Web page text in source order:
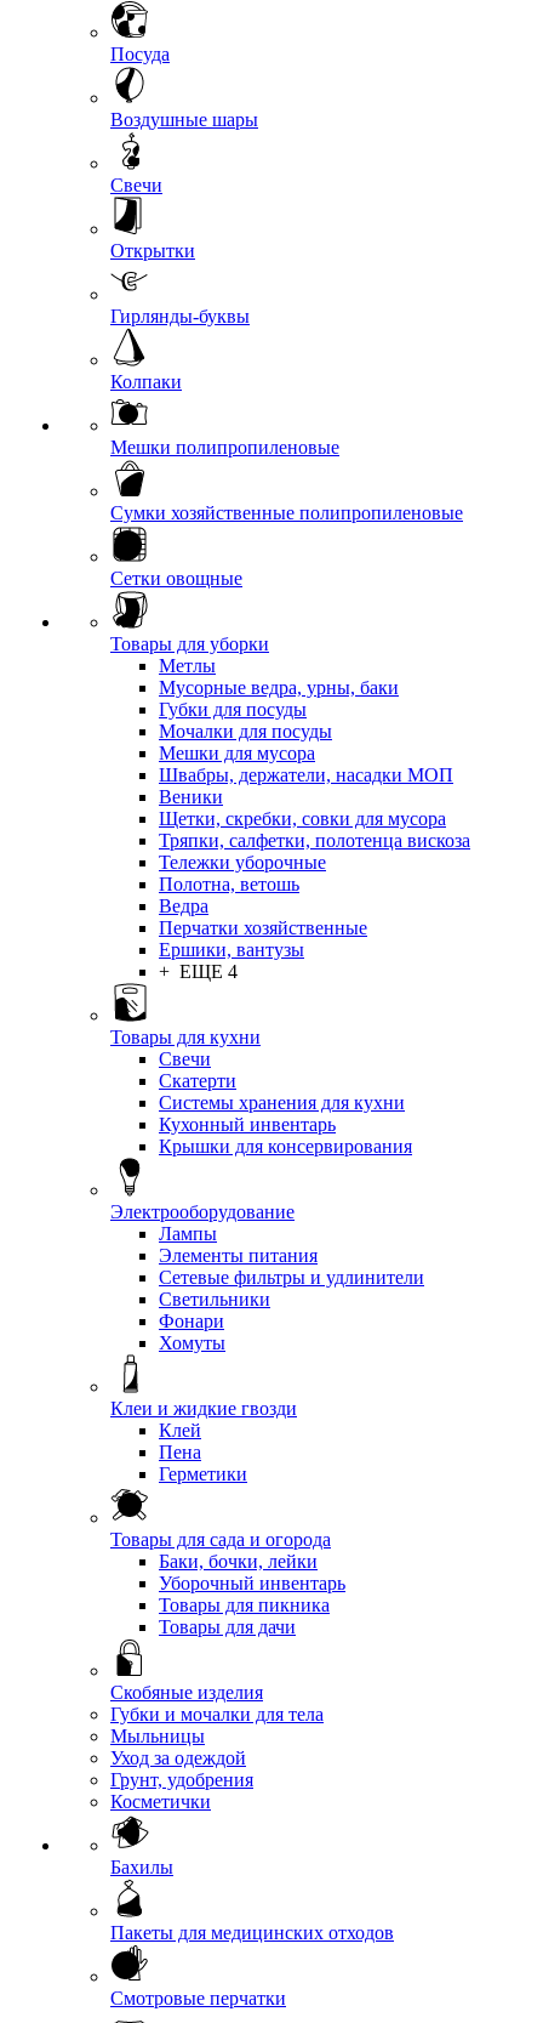
Посуда
Воздушные шары
Свечи
Открытки
Гирлянды-буквы
Колпаки
Мешки полипропиленовые
Сумки хозяйственные полипропиленовые
Сетки овощные
Товары для уборки
Метлы
Мусорные ведра, урны, баки
Губки для посуды
Мочалки для посуды
Мешки для мусора
Швабры, держатели, насадки МОП
Веники
Щетки, скребки, совки для мусора
Тряпки, салфетки, полотенца вискоза
Тележки уборочные
Полотна, ветошь
Ведра
Перчатки хозяйственные
Ершики, вантузы
+ ЕЩЕ 4
Товары для кухни
Свечи
Скатерти
Системы хранения для кухни
Кухонный инвентарь
Крышки для консервирования
Электрооборудование
Лампы
Элементы питания
Сетевые фильтры и удлинители
Светильники
Фонари
Хомуты
Клеи и жидкие гвозди
Клей
Пена
Герметики
Товары для сада и огорода
Баки, бочки, лейки
Уборочный инвентарь
Товары для пикника
Товары для дачи
Скобяные изделия
Губки и мочалки для тела
Мыльницы
Уход за одеждой
Грунт, удобрения
Косметички
Бахилы
Пакеты для медицинских отходов
Смотровые перчатки